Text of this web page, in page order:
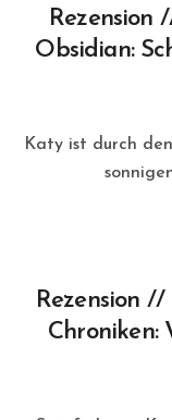
Rezension
Obsidian:
Katy ist durch den Umzug der Mutter gezwungen, vom
Rezension
Chroniken: